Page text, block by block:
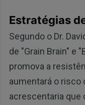
Estratégias
Segundo o Dr.
de "Grain Brain" e
promova a
aumentará o risco
acrescentaria que